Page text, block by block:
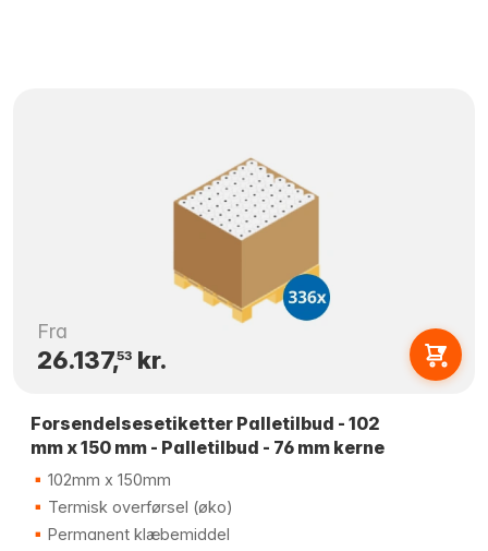
Fra
26.137,53kr.
Forsendelsesetiketter Palletilbud - 102
mm x 150 mm - Palletilbud - 76 mm kerne
102mm x 150mm
Termisk overførsel (øko)
Permanent klæbemiddel